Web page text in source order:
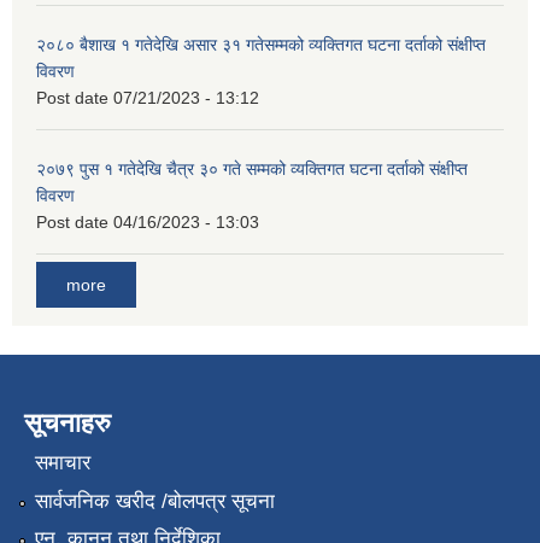
२०८० बैशाख १ गतेदेखि असार ३१ गतेसम्मको व्यक्तिगत घटना दर्ताको संक्षीप्त
विवरण
Post date 07/21/2023 - 13:12
२०७९ पुस १ गतेदेखि चैत्र ३० गते सम्मको व्यक्तिगत घटना दर्ताको संक्षीप्त
विवरण
Post date 04/16/2023 - 13:03
more
सूचनाहरु
समाचार
सार्वजनिक खरीद /बोलपत्र सूचना